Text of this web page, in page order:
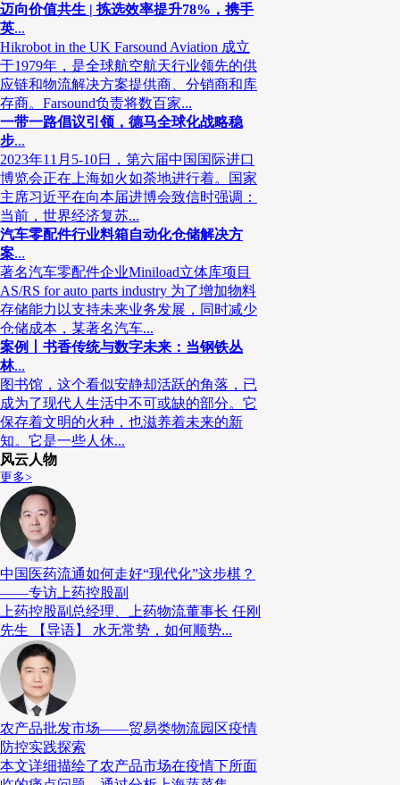
迈向价值共生 | 拣选效率提升78%，携手
英...
Hikrobot in the UK Farsound Aviation 成立
于1979年，是全球航空航天行业领先的供
应链和物流解决方案提供商、分销商和库
存商。Farsound负责将数百家...
一带一路倡议引领，德马全球化战略稳
步...
2023年11月5-10日，第六届中国国际进口
博览会正在上海如火如荼地进行着。国家
主席习近平在向本届进博会致信时强调：
当前，世界经济复苏...
汽车零配件行业料箱自动化仓储解决方
案...
著名汽车零配件企业Miniload立体库项目
AS/RS for auto parts industry 为了增加物料
存储能力以支持未来业务发展，同时减少
仓储成本，某著名汽车...
案例丨书香传统与数字未来：当钢铁丛
林...
图书馆，这个看似安静却活跃的角落，已
成为了现代人生活中不可或缺的部分。它
保存着文明的火种，也滋养着未来的新
知。它是一些人休...
风云人物
更多>
中国医药流通如何走好“现代化”这步棋？
——专访上药控股副
上药控股副总经理、上药物流董事长 任刚
先生 【导语】 水无常势，如何顺势...
农产品批发市场——贸易类物流园区疫情
防控实践探索
本文详细描绘了农产品市场在疫情下所面